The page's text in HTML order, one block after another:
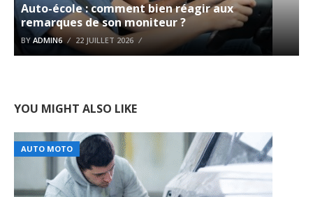
Auto-école : comment bien réagir aux
remarques de son moniteur ?
BY ADMIN6 22 JUILLET 2026
YOU MIGHT ALSO LIKE
AUTO MOTO